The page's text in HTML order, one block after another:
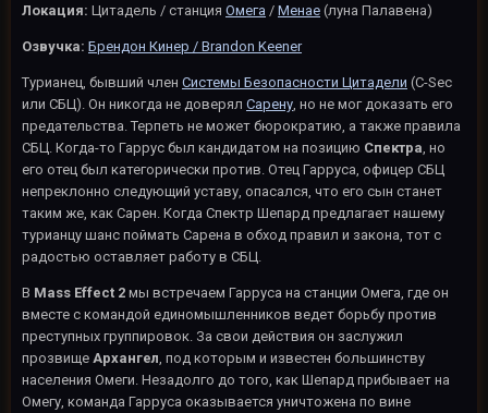
Локация: Цитадель / станция Омега / Менае (луна Палавена)
Озвучка: Брендон Кинер / Brandon Keener
Турианец, бывший член Системы Безопасности Цитадели (C-Sec
или СБЦ). Он никогда не доверял Сарену , но не мог доказать его
предательства. Терпеть не может бюрократию, а также правила
СБЦ. Когда-то Гаррус был кандидатом на позицию Спектра , но
его отец был категорически против. Отец Гарруса, офицер СБЦ
непреклонно следующий уставу, опасался, что его сын станет
таким же, как Сарен. Когда Спектр Шепард предлагает нашему
турианцу шанс поймать Сарена в обход правил и закона, тот с
радостью оставляет работу в СБЦ.
В Mass Effect 2 мы встречаем Гарруса на станции Омега, где он
вместе с командой единомышленников ведет борьбу против
преступных группировок. За свои действия он заслужил
прозвище Архангел , под которым и известен большинству
населения Омеги. Незадолго до того, как Шепард прибывает на
Омегу, команда Гарруса оказывается уничтожена по вине